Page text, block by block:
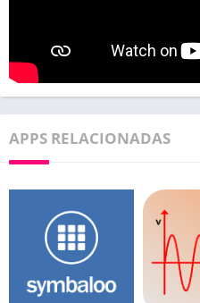
APPS RELACIONADAS